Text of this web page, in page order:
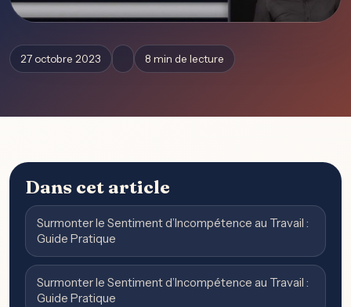
27 octobre 2023 8 min de lecture
Dans cet article
Surmonter le Sentiment d’Incompétence au Travail :
Guide Pratique
Surmonter le Sentiment d’Incompétence au Travail :
Guide Pratique